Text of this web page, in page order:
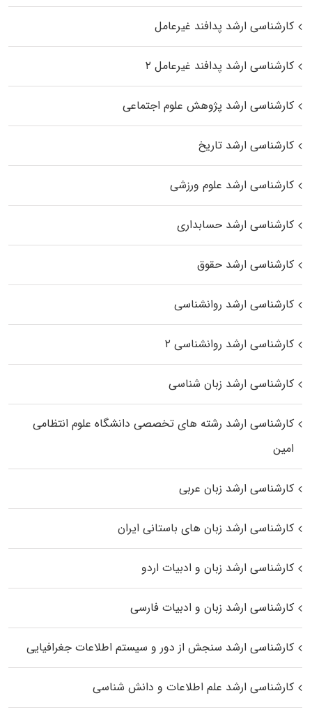
کارشناسی ارشد پدافند غیرعامل
کارشناسی ارشد پدافند غیرعامل ۲
کارشناسی ارشد پژوهش علوم اجتماعی
کارشناسی ارشد تاریخ
کارشناسی ارشد علوم ورزشی
کارشناسی ارشد حسابداری
کارشناسی ارشد حقوق
کارشناسی ارشد روانشناسی
کارشناسی ارشد روانشناسی ۲
کارشناسی ارشد زبان شناسی
کارشناسی ارشد رﺷﺘﻪ ﻫﺎی تخصصی داﻧﺸﮕﺎه ﻋﻠﻮم انتظامی
اﻣﻴﻦ
کارشناسی ارشد زبان عربی
کارشناسی ارشد زبان‌ های باستانی ایران
کارشناسی ارشد زبان و ادبیات اردو
کارشناسی ارشد زبان و ادبیات فارسی
کارشناسی ارشد سنجش از دور و سیستم اطلاعات جغرافیایی
کارشناسی ارشد علم اطلاعات و دانش شناسی